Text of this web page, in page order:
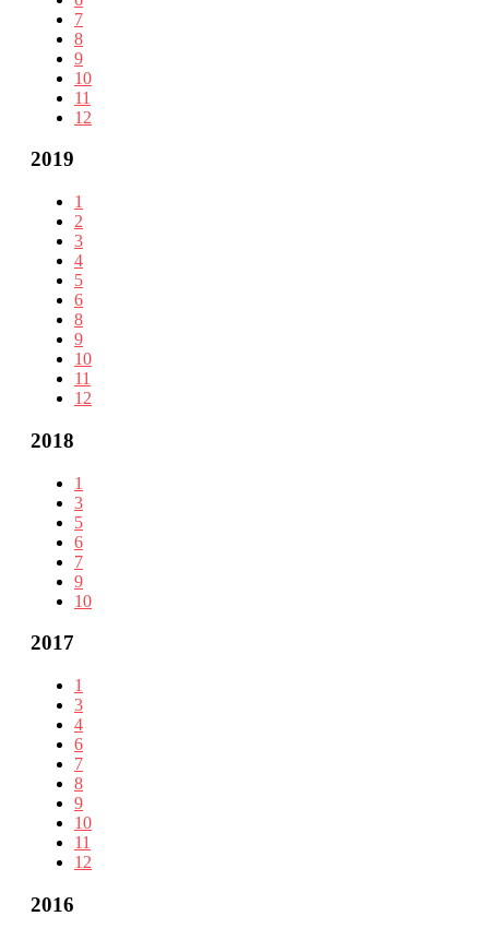
7
8
9
10
11
12
2019
1
2
3
4
5
6
8
9
10
11
12
2018
1
3
5
6
7
9
10
2017
1
3
4
6
7
8
9
10
11
12
2016